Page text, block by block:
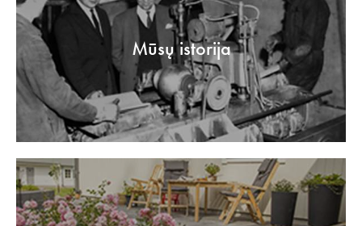
Mūsų istorija